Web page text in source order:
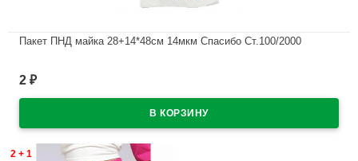
Пакет ПНД майка 28+14*48см 14мкм Спасибо Ст.100/2000
2 ₽
2 + 1